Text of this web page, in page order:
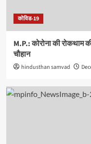
कोविड-19
M.P.: कोरोना की रोकथाम
चौहान
hindusthan samvad